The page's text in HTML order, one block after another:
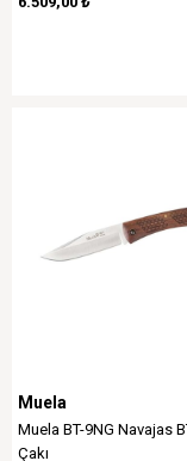
Muela
Muela BT-9NG Navajas
Çakı